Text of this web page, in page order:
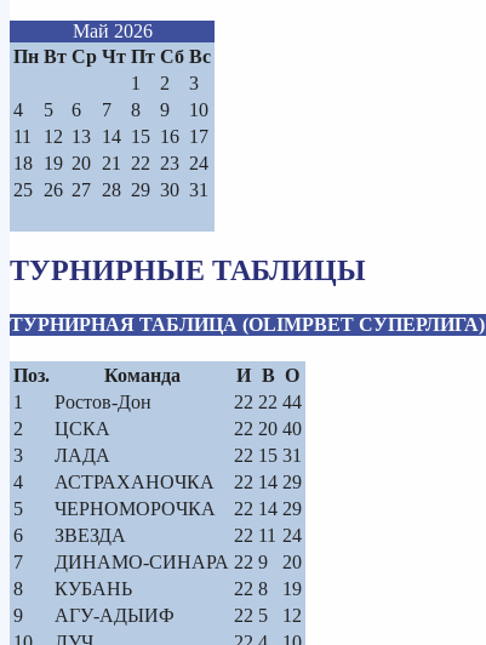
Май 2026
Пн Вт Ср Чт Пт Сб Вс
1
2
3
4
5 6 7 8 9
10
11
12 13 14 15 16 17
18 19 20 21 22 23 24
25 26 27 28 29 30 31
ТУРНИРНЫЕ ТАБЛИЦЫ
ТУРНИРНАЯ ТАБЛИЦА (OLIMPBET СУПЕРЛИГА)
Поз. Команда И В О
1
Ростов-Дон 22 22 44
2
ЦСКА 22 20 40
3
ЛАДА 22 15 31
4
АСТРАХАНОЧКА 22 14 29
5
ЧЕРНОМОРОЧКА 22 14 29
6
ЗВЕЗДА 22 11 24
7
ДИНАМО-СИНАРА 22 9
20
8
КУБАНЬ 22 8
19
9
АГУ-АДЫИФ 22 5
12